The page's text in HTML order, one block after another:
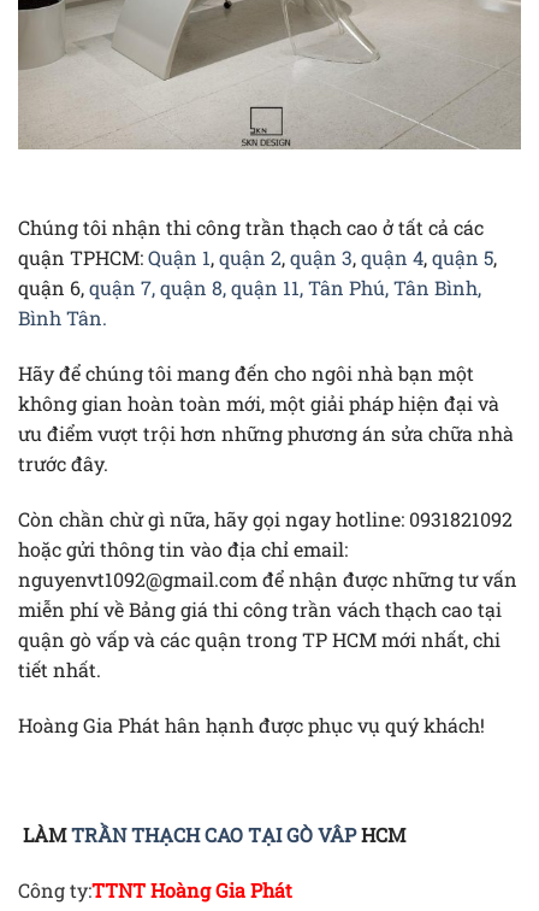
Chúng tôi nhận thi công trần thạch cao ở tất cả các
quận TPHCM:Quận 1,quận 2,quận 3,quận 4,quận 5,
quận 6,quận 7, quận 8, quận 11, Tân Phú, Tân Bình,
Bình Tân.
Hãy để chúng tôi mang đến cho ngôi nhà bạn một
không gian hoàn toàn mới, một giải pháp hiện đại và
ưu điểm vượt trội hơn những phương án sửa chữa nhà
trước đây.
Còn chần chừ gì nữa, hãy gọi ngay hotline: 0931821092
hoặc gửi thông tin vào địa chỉ email:
nguyenvt1092@gmail.com để nhận được những tư vấn
miễn phí về Bảng giá thi công trần vách thạch cao tại
quận gò vấp và các quận trong TP HCM mới nhất, chi
tiết nhất.
Hoàng Gia Phát hân hạnh được phục vụ quý khách!
LÀMTRẦN THẠCH CAO TẠI GÒ VÂPHCM
Công ty:TTNT Hoàng Gia Phát